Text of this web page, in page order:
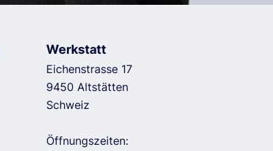
Werkstatt
Eichenstrasse 17
9450 Altstätten
Schweiz
Öffnungszeiten: